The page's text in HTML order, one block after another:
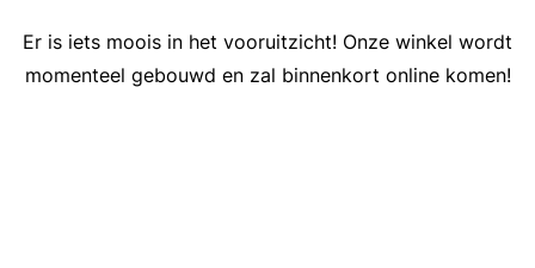
Er is iets moois in het vooruitzicht! Onze winkel wordt
momenteel gebouwd en zal binnenkort online komen!